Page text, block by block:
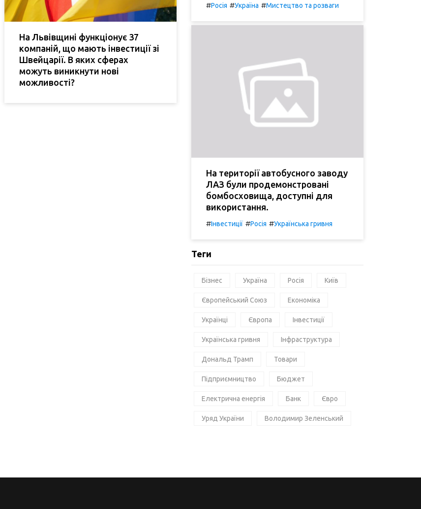
На Львівщині функціонує 37
компаній, що мають інвестиції зі
Швейцарії. В яких сферах
можуть виникнути нові
можливості?
#Росія #Україна #Мистецтво та розваги
На території автобусного заводу
ЛАЗ були продемонстровані
бомбосховища, доступні для
використання.
#Інвестиції #Росія #Українська гривня
Теги
Бізнес Україна Росія Київ
Європейський Союз Економіка
Українці Європа Інвестиції
Українська гривня Інфраструктура
Дональд Трамп Товари
Підприємництво Бюджет
Електрична енергія Банк Євро
Уряд України Володимир Зеленський